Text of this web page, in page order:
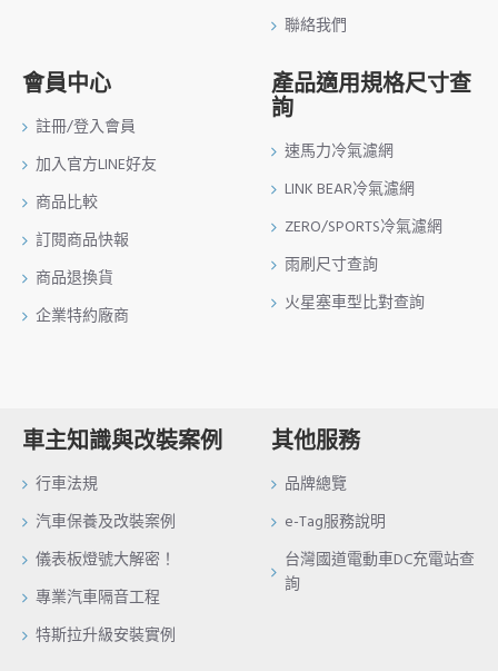
聯絡我們
會員中心
註冊/登入會員
加入官方LINE好友
商品比較
訂閱商品快報
商品退換貨
企業特約廠商
產品適用規格尺寸查
詢
速馬力冷氣濾網
LINK BEAR冷氣濾網
ZERO/SPORTS冷氣濾網
雨刷尺寸查詢
火星塞車型比對查詢
車主知識與改裝案例
行車法規
汽車保養及改裝案例
儀表板燈號大解密！
專業汽車隔音工程
特斯拉升級安裝實例
其他服務
品牌總覽
e-Tag服務說明
台灣國道電動車DC充電站查
詢